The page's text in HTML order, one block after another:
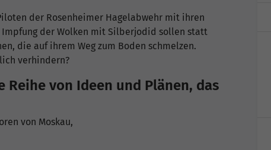
der Rosenheimer Hagelabwehr mit ihren
Impfung der Wolken mit Silberjodid sollen statt
die auf ihrem Weg zum Boden schmelzen.
verhindern?
von Ideen und Plänen, das
von Moskau,